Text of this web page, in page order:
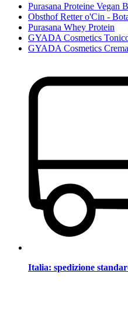
Purasana Proteine Vegan
Obsthof Retter o'Cin -
Purasana Whey Protein
GYADA Cosmetics
GYADA Cosmetics
Italia: spedizione